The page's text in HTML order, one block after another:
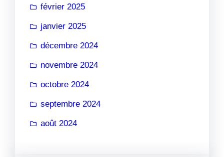
février 2025
janvier 2025
décembre 2024
novembre 2024
octobre 2024
septembre 2024
août 2024